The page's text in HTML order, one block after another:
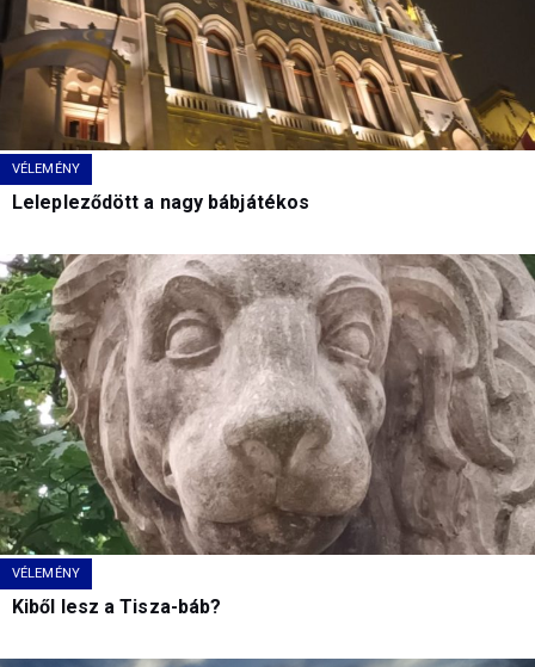
VÉLEMÉNY
Lelepleződött a nagy bábjátékos
VÉLEMÉNY
Kiből lesz a Tisza-báb?